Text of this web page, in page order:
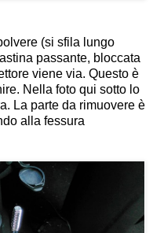
(si sfila lungo
passante, bloccata
viene via. Questo è
Nella foto qui sotto lo
La parte da rimuovere è
alla fessura